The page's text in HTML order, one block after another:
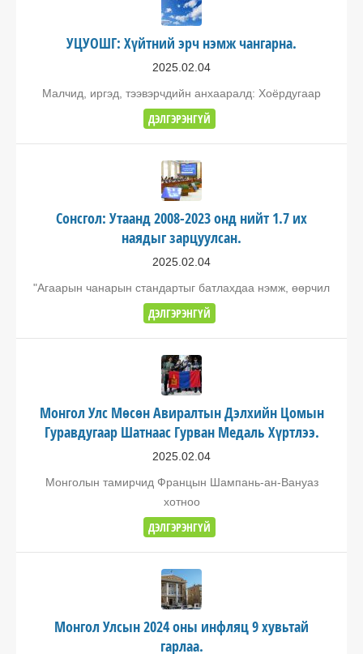
УЦУОШГ: Хүйтний эрч нэмж чангарна.
2025.02.04
Малчид, иргэд, тээвэрчдийн анхааралд: Хоёрдугаар
ДЭЛГЭРЭНГҮЙ
Сонсгол: Утаанд 2008-2023 онд нийт 1.7 их
наядыг зарцуулсан.
2025.02.04
"Агаарын чанарын стандартыг батлахдаа нэмж, өөрчил
ДЭЛГЭРЭНГҮЙ
Монгол Улс Мөсөн Авиралтын Дэлхийн Цомын
Гуравдугаар Шатнаас Гурван Медаль Хүртлээ.
2025.02.04
Монголын тамирчид Францын Шампань-ан-Вануаз
хотноо
ДЭЛГЭРЭНГҮЙ
Монгол Улсын 2024 оны инфляц 9 хувьтай
гарлаа.